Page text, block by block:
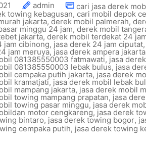
admin cari jasa derek
towing kebagusan, cari mobil depok
jakarta, derek mobil palmerah,
minggu 24 jam, derek mobil
jakarta, derek mobil terdekat 24
jam cibinong, jasa derek 24 jam ciputat
jam meruya,jasa derek ampera
081385550003 fatmawati, jasa
081385550003 lebak bulus, jasa
cempaka putih jakarta, jasa derek
kramatjati, jasa derek mobil lebak
mampang jakarta, jasa derek mobil
towing mampang prapatan, jasa
towing pasar minggu, jasa derek
motor cengkareng, jasa derek
bintaro, jasa derek towing bogor,
cempaka putih, jasa derek towing